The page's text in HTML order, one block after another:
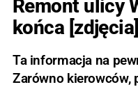
Remont ulicy
końca [zdjęcia]
Ta informacja na
Zarówno kierowców,